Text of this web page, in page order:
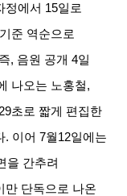
정에서 15일로
준 역순으로
즉, 음원 공개 4일
나오는 노홍철,
29초로 짧게 편집한
. 이어 7월12일에는
을 간추려
만 단독으로 나온